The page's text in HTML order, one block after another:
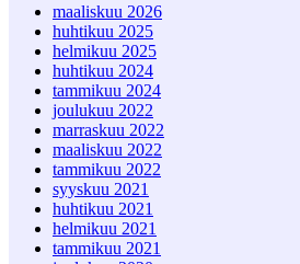
maaliskuu 2026
huhtikuu 2025
helmikuu 2025
huhtikuu 2024
tammikuu 2024
joulukuu 2022
marraskuu 2022
maaliskuu 2022
tammikuu 2022
syyskuu 2021
huhtikuu 2021
helmikuu 2021
tammikuu 2021